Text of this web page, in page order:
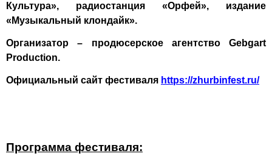
Культура», радиостанция «Орфей», издание
«Музыкальный клондайк».
Организатор – продюсерское агентство Gebgart
Production.
Официальный сайт фестиваля https://zhurbinfest.ru/
Программа фестиваля: